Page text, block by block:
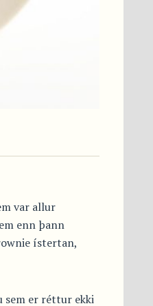
var allur
enn þann
ístertan,
sem er réttur ekki